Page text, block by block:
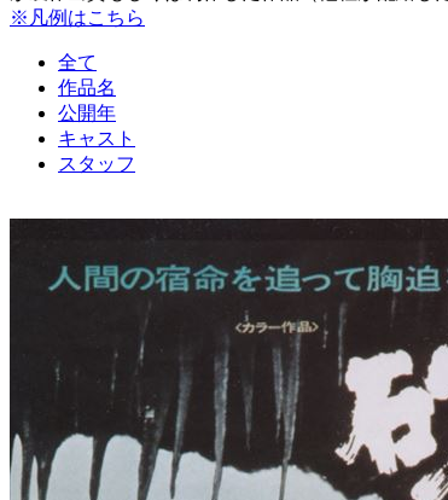
※凡例はこちら
全て
作品名
公開年
キャスト
スタッフ